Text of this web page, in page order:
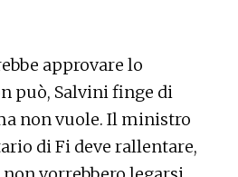
approvare lo
può, Salvini finge di
non vuole. Il ministro
di Fi deve rallentare,